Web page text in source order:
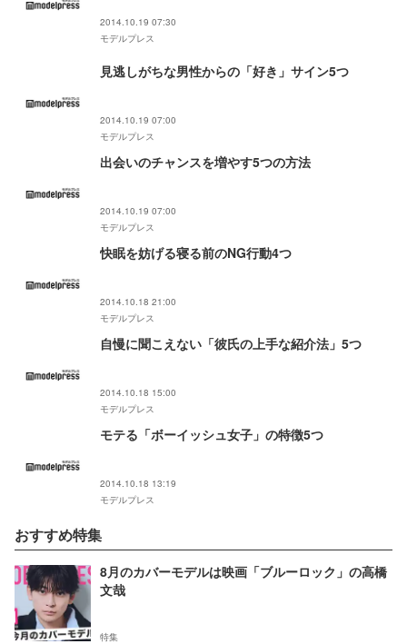
2014.10.19 07:30
モデルプレス
見逃しがちな男性からの「好き」サイン5つ
2014.10.19 07:00
モデルプレス
出会いのチャンスを増やす5つの方法
2014.10.19 07:00
モデルプレス
快眠を妨げる寝る前のNG行動4つ
2014.10.18 21:00
モデルプレス
自慢に聞こえない「彼氏の上手な紹介法」5つ
2014.10.18 15:00
モデルプレス
モテる「ボーイッシュ女子」の特徴5つ
2014.10.18 13:19
モデルプレス
おすすめ特集
8月のカバーモデルは映画「ブルーロック」の高橋
文哉
特集